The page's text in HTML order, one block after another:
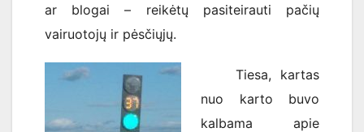
ar blogai – reikėtų pasiteirauti pačių
vairuotojų ir pėsčiųjų.
Tiesa, kartas
nuo karto buvo
kalbama apie